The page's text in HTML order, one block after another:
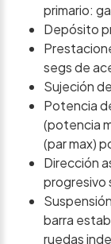
primario:
Depósito
segs de
Sujeción
Potencia
(potencia
(par max)
Dirección
progresivo
barra
ruedas